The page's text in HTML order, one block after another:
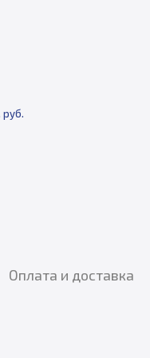
руб.
Оплата и доставка